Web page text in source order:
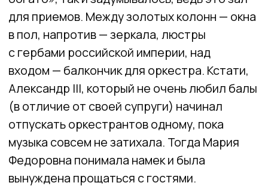
Георгиевский зал. Фото: WOW! Питер
Наверняка вы бы не подумали, что прямо
сейчас, пока вы переходите из тронного
зала в следующий, вы покидаете зимний
дворец и попадаете в малый Эрмитаж.
Просто решили рассказать вам этот
Длинная галерея, где по левую сторону
СРЕДНЕВЕКОВАЯ ГАЛЕРЕЯ